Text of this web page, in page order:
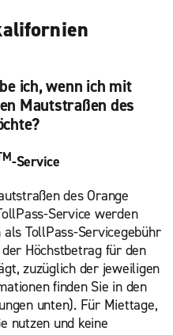
ich, wenn ich mit
Mautstraßen des
-Service
des Orange
Service werden
als TollPass-Servicegebühr
Höchstbetrag für den
zuzüglich der jeweiligen
finden Sie in den
unten). Für Miettage,
nutzen und keine